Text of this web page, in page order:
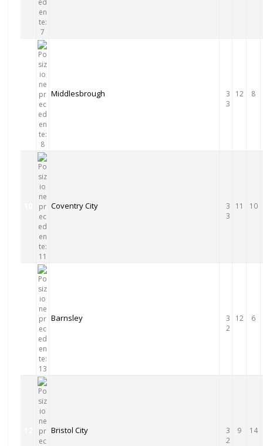
Middlesbrough
3
3
12 8
Coventry City
3
3
11 10
Barnsley
3
2
12 6
Bristol City
3
2
9 14